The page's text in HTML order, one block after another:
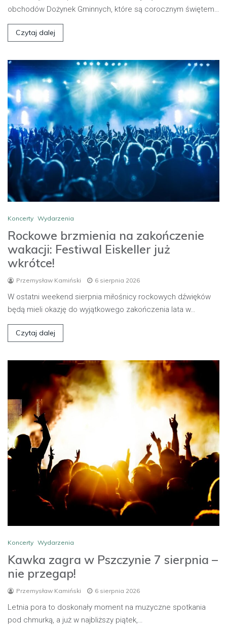
obchodów Dożynek Gminnych, które są corocznym świętem…
Czytaj dalej
Koncerty Wydarzenia
Rockowe brzmienia na zakończenie
wakacji: Festiwal Eiskeller już
wkrótce!
Przemysław Kamiński 6 sierpnia 2026
W ostatni weekend sierpnia miłośnicy rockowych dźwięków
będą mieli okazję do wyjątkowego zakończenia lata w…
Czytaj dalej
Koncerty Wydarzenia
Kawka zagra w Pszczynie 7 sierpnia –
nie przegap!
Przemysław Kamiński 6 sierpnia 2026
Letnia pora to doskonały moment na muzyczne spotkania
pod chmurką, a już w najbliższy piątek,…